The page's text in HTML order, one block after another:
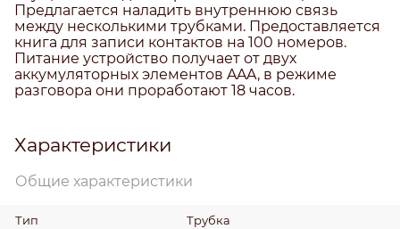
Предлагается наладить внутреннюю связь
между несколькими трубками. Предоставляется
книга для записи контактов на 100 номеров.
Питание устройство получает от двух
аккумуляторных элементов AAA, в режиме
разговора они проработают 18 часов.
Характеристики
Общие характеристики
Тип Трубка